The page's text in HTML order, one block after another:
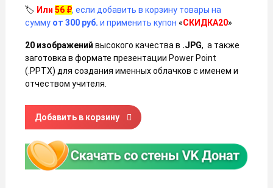
🏷️ Или 56 ₽, если добавить в корзину товары на
сумму от 300 руб. и применить купон «СКИДКА20»
20 изображений высокого качества в .JPG, а также
заготовка в формате презентации Power Point
(.PPTX) для создания именных облачков с именем и
отчеством учителя.
Количество товара Речевые облачка «Ура! Осенние
Добавить в корзину